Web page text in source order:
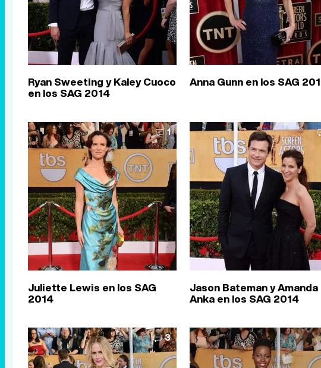
Ryan Sweeting y Kaley Cuoco
en los SAG 2014
Anna Gunn en los SAG
1
Juliette Lewis en los SAG
2014
Jason Bateman y Amanda
Anka en los SAG 2014
3